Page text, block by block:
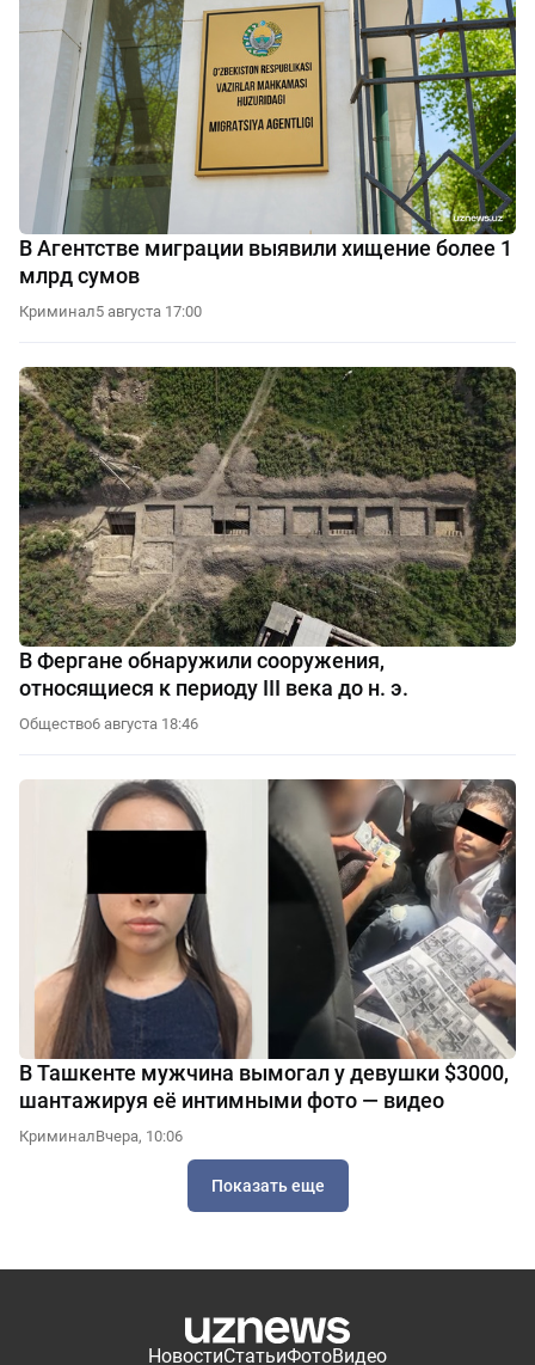
В Агентстве миграции выявили хищение более 1
млрд сумов
Криминал5 августа 17:00
В Фергане обнаружили сооружения,
относящиеся к периоду III века до н. э.
Общество6 августа 18:46
В Ташкенте мужчина вымогал у девушки $3000,
шантажируя её интимными фото — видео
КриминалВчера, 10:06
Показать еще
НовостиСтатьиФотоВидео